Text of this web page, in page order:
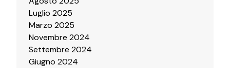
Luglio 2025
Marzo 2025
Novembre 2024
Settembre 2024
Giugno 2024